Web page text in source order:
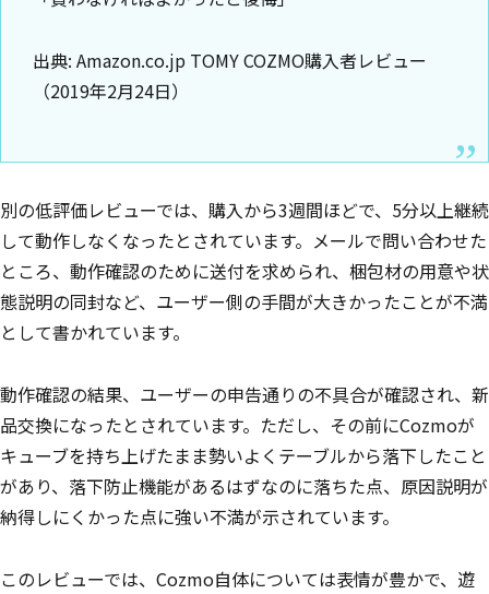
出典: Amazon.co.jp TOMY COZMO購入者レビュー
（2019年2月24日）
別の低評価レビューでは、購入から3週間ほどで、5分以上継続
して動作しなくなったとされています。メールで問い合わせた
ところ、動作確認のために送付を求められ、梱包材の用意や状
態説明の同封など、ユーザー側の手間が大きかったことが不満
として書かれています。
動作確認の結果、ユーザーの申告通りの不具合が確認され、新
品交換になったとされています。ただし、その前にCozmoが
キューブを持ち上げたまま勢いよくテーブルから落下したこと
があり、落下防止機能があるはずなのに落ちた点、原因説明が
納得しにくかった点に強い不満が示されています。
このレビューでは、Cozmo自体については表情が豊かで、遊